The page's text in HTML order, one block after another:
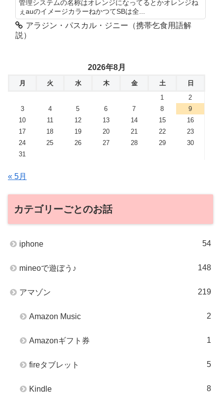
管理システムの名称はオレンジになってるとかオレンジね
ぇauのイメージカラーねかつてSBは全...
アラジン・パスカル・ジニー（携帯乞食用語解
説）
2026年8月
月 火 水 木 金 土
日
1
2
3
4 5 6 7 8
9
10
11 12 13 14 15
16
17
18 19 20 21 22
23
24
25 26 27 28 29
30
31
« 5月
カテゴリーごとのお話
iphone 54
mineoで遊ぼう♪ 148
アマゾン 219
Amazon Music 2
Amazonギフト券 1
fireタブレット 5
Kindle 8